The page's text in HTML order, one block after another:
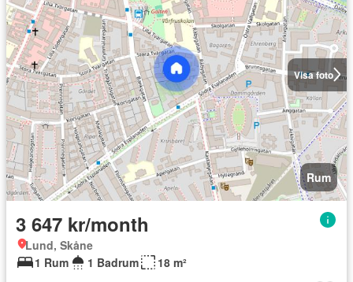
Visa foto
Rum
3 647 kr/month
Lund, Skåne
1 Rum
1 Badrum 18 m²